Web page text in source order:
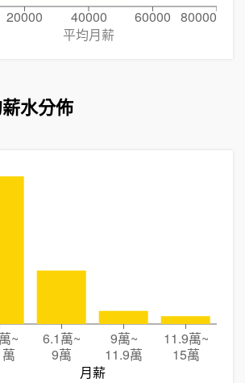
20000 40000 60000 80000
平均月薪
水分佈
~
6.1萬~
9萬
9萬~
11.9萬
11.9萬~
15萬
月薪